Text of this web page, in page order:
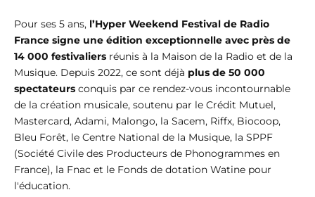
Pour ses 5 ans, l’Hyper Weekend Festival de Radio
France signe une édition exceptionnelle avec près de
14 000 festivaliers réunis à la Maison de la Radio et de la
Musique. Depuis 2022, ce sont déjà plus de 50 000
spectateurs conquis par ce rendez-vous incontournable
de la création musicale, soutenu par le Crédit Mutuel,
Mastercard, Adami, Malongo, la Sacem, Riffx, Biocoop,
Bleu Forêt, le Centre National de la Musique, la SPPF
(Société Civile des Producteurs de Phonogrammes en
France), la Fnac et le Fonds de dotation Watine pour
l'éducation.